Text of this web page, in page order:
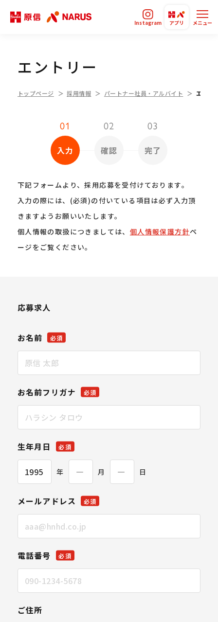
Instagram アプリ メニュー
エントリー
トップページ 採用情報 パートナー社員・アルバイト エント
01
入力
02
確認
03
完了
下記フォームより、採用応募を受付けております。
入力の際には、(必須)の付いている項目は必ず入力頂
きますようお願いいたします。
個人情報の取扱につきましては、 個人情報保護方針ペ
ージをご覧ください。
応募求人
お名前 必須
お名前フリガナ 必須
生年月日 必須
年 月 日
メールアドレス 必須
電話番号 必須
ご住所